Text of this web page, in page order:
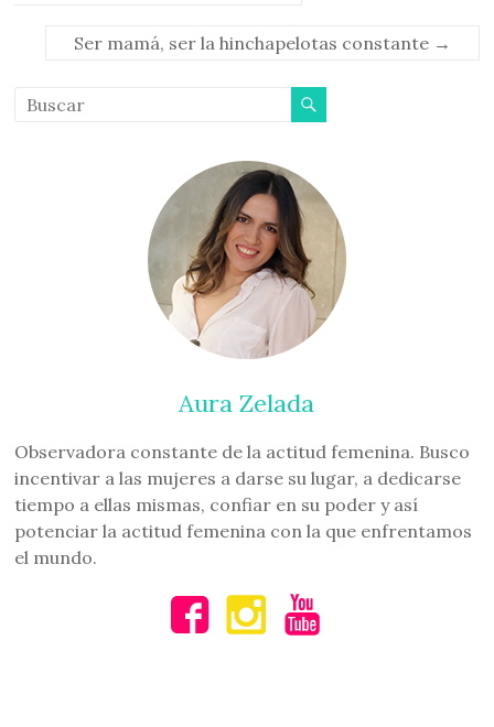
Ser mamá, ser la hinchapelotas constante →
Aura Zelada
Observadora constante de la actitud femenina. Busco
incentivar a las mujeres a darse su lugar, a dedicarse
tiempo a ellas mismas, confiar en su poder y así
potenciar la actitud femenina con la que enfrentamos
el mundo.